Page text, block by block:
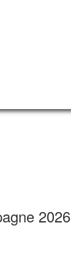
2026